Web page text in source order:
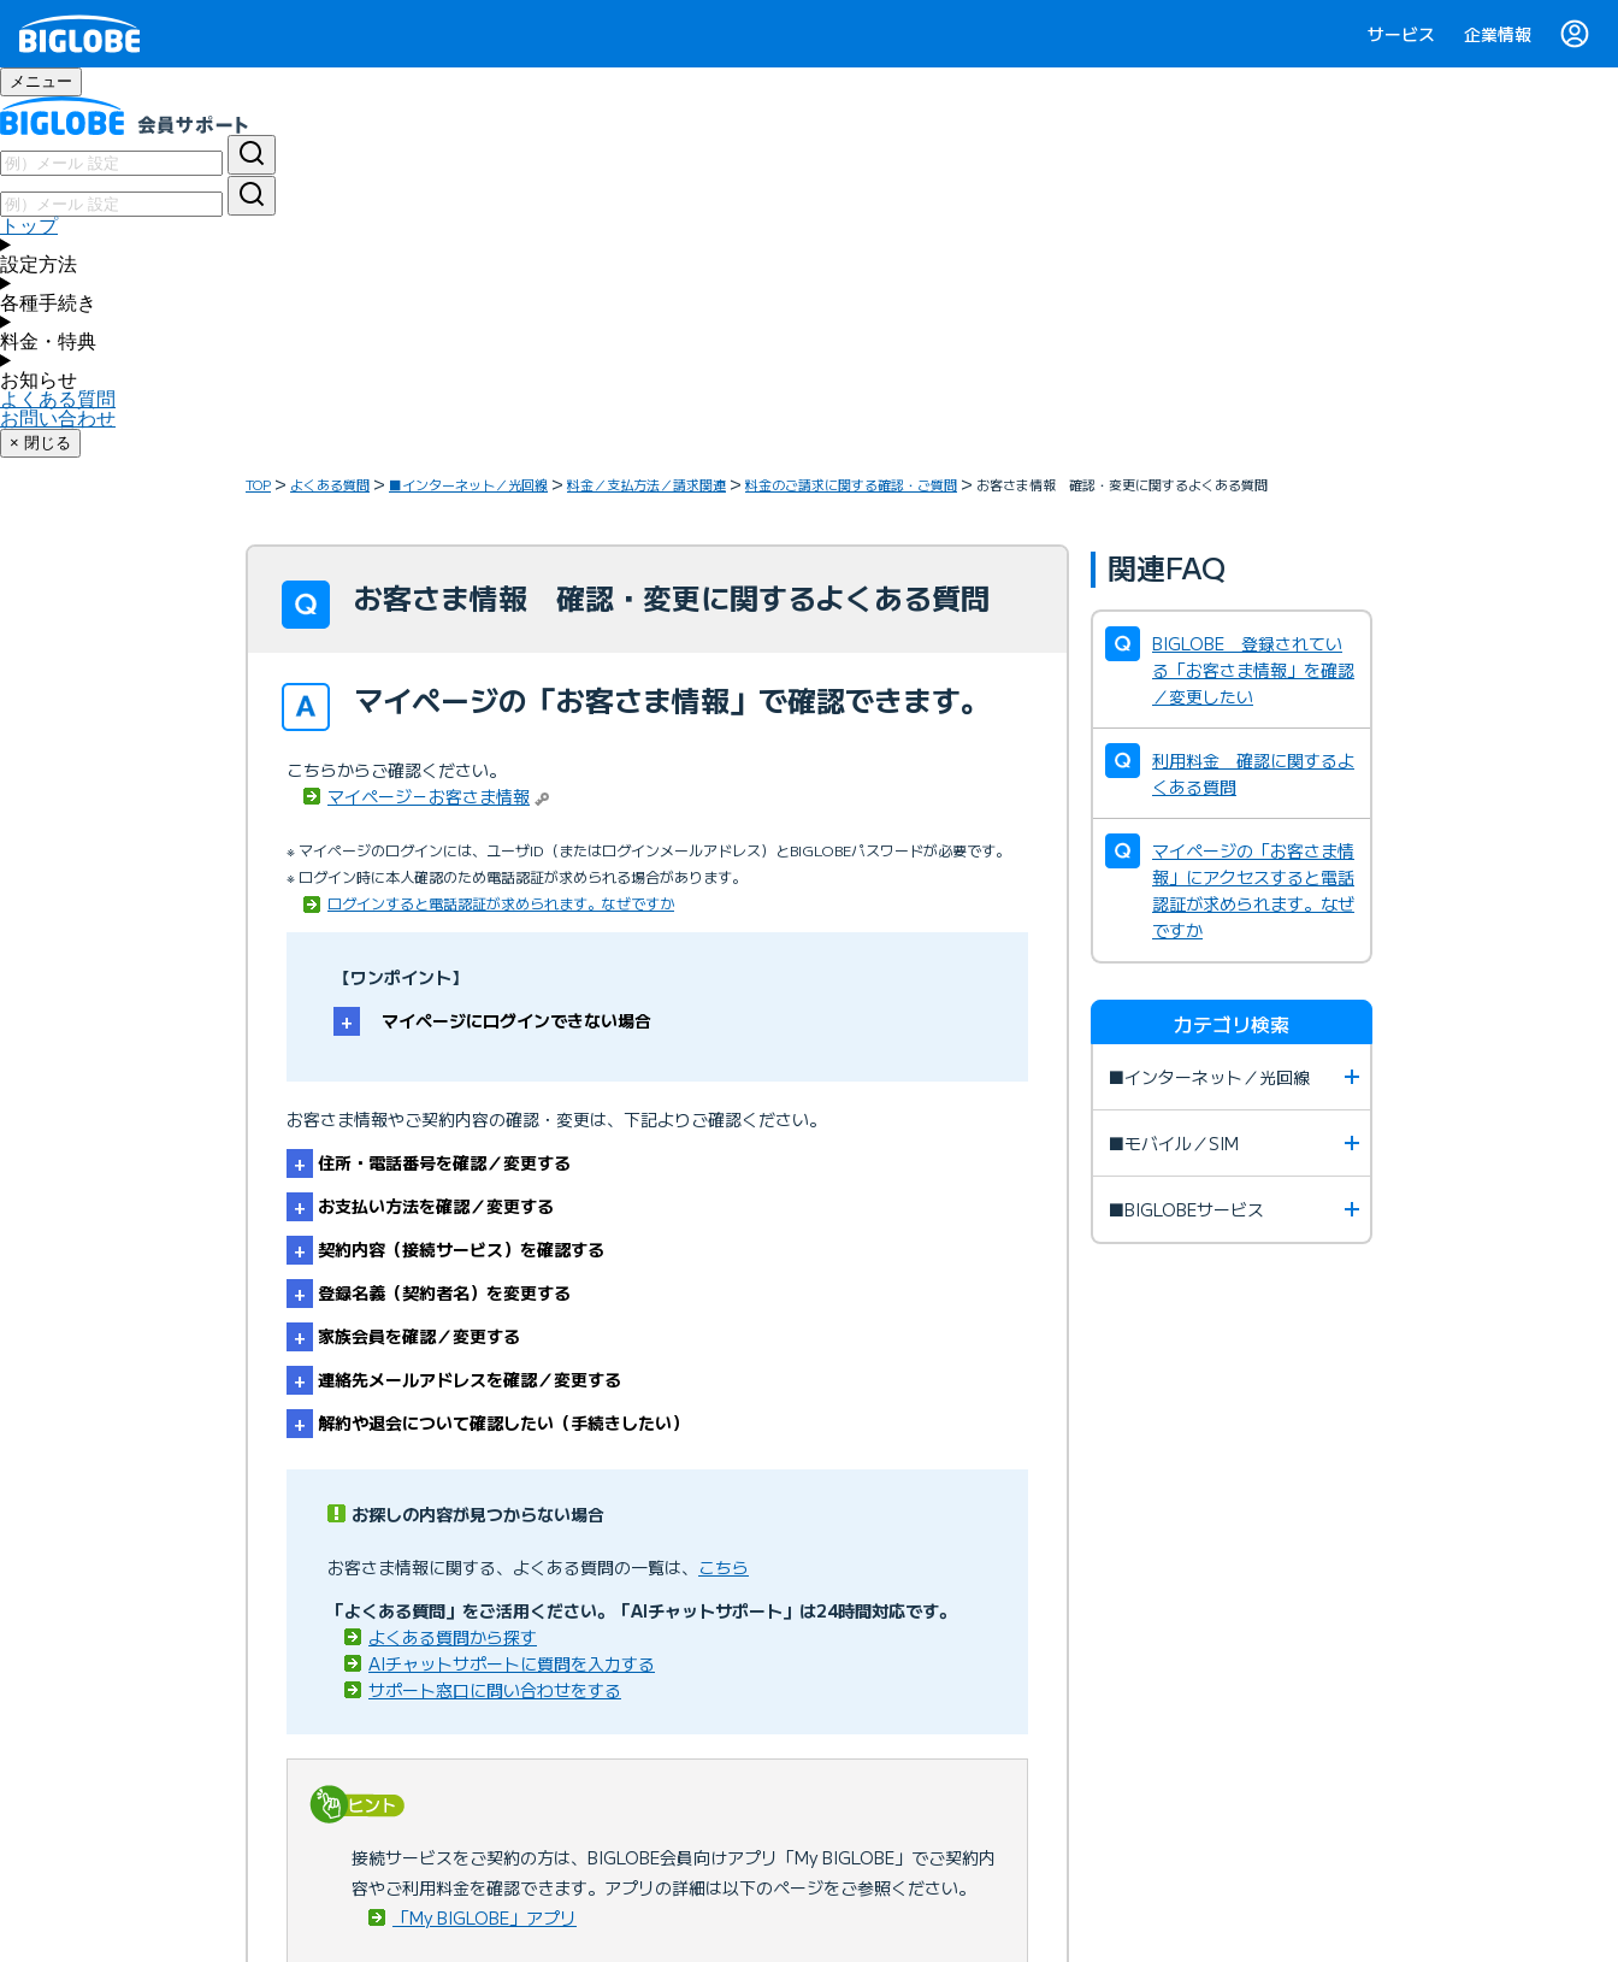
サービス 企業情報
メニュー
トップ
設定方法
各種手続き
料金・特典
お知らせ
よくある質問
お問い合わせ
× 閉じる
TOP よくある質問 ■インターネット／光回線 料金／支払方法／請求関連 料金のご請求に関する確認・ご質問 お客さま情報 確認・変更に関するよくある質問
お客さま情報 確認・変更に関するよくある質問
マイページの「お客さま情報」で確認できます。
こちらからご確認ください。
マイページ－お客さま情報
※ マイページのログインには、ユーザID（またはログインメールアドレス）とBIGLOBEパスワードが必要です。
※ ログイン時に本人確認のため電話認証が求められる場合があります。
ログインすると電話認証が求められます。なぜですか
【ワンポイント】
マイページにログインできない場合
マイページや手続きページにログインできない
ユーザIDを忘れました
・
BIGLOBEパスワードを忘れました
マイページのログイン方法が知りたい
お客さま情報やご契約内容の確認・変更は、下記よりご確認ください。
住所・電話番号を確認／変更する
登録住所／電話番号を変更したい
お支払い方法を確認／変更する
支払方法を確認したい
契約内容（接続サービス）を確認する
BIGLOBEのマイページで契約サービスを確認したい
登録名義（契約者名）を変更する
家族会員を確認／変更する
「家族会員」のよくある質問
連絡先メールアドレスを確認／変更する
「連絡先メールアドレス」を登録／変更したい
解約や退会について確認したい（手続きしたい）
オプションサービスを解約したい
お探しの内容が見つからない場合
お客さま情報に関する、よくある質問の一覧は、 こちら
「よくある質問」をご活用ください。「AIチャットサポート」は24時間対応です。
よくある質問から探す
AIチャットサポートに質問を入力する
サポート窓口に問い合わせをする
接続サービスをご契約の方は、BIGLOBE会員向けアプリ「My BIGLOBE」でご契約内
容やご利用料金を確認できます。アプリの詳細は以下のページをご参照ください。
「My BIGLOBE」アプリ
関連FAQ
BIGLOBE 登録されてい
る「お客さま情報」を確認
／変更したい
利用料金 確認に関するよ
くある質問
マイページの「お客さま情
報」にアクセスすると電話
認証が求められます。なぜ
ですか
カテゴリ検索
■インターネット／光回線
■モバイル／SIM
■BIGLOBEサービス